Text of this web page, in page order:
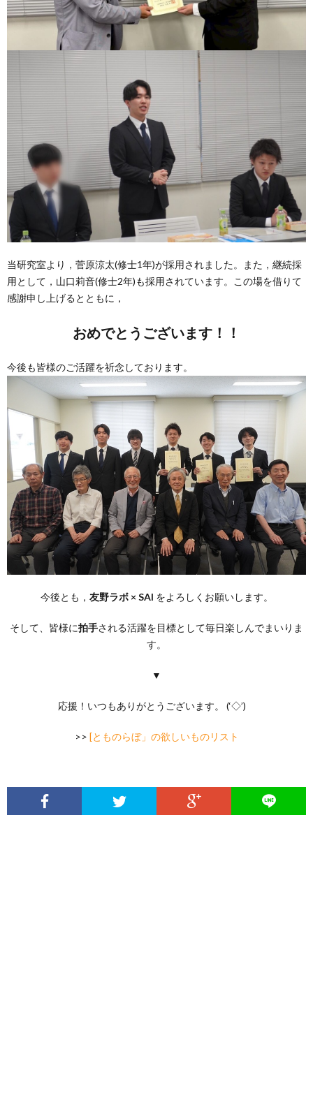
当研究室より，菅原涼太(修士1年)が採用されました。また，継続採
用として，山口莉音(修士2年)も採用されています。この場を借りて
感謝申し上げるとともに，
おめでとうございます！！
今後も皆様のご活躍を祈念しております。
今後とも， 友野ラボ × SAI をよろしくお願いします。
そして、皆様に拍手される活躍を目標として毎日楽しんでまいりま
す。
▼
応援！いつもありがとうございます。 (‘◇’)ゞ
>> [とものらぼ」の欲しいものリスト